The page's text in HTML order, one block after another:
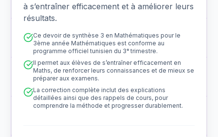
à s’entraîner efficacement et à améliorer leurs
résultats.
Ce devoir de synthèse 3 en Mathématiques pour le
3ème année Mathématiques est conforme au
programme officiel tunisien du 3ᵉ trimestre.
Il permet aux élèves de s’entraîner efficacement en
Maths, de renforcer leurs connaissances et de mieux se
préparer aux examens.
La correction complète inclut des explications
détaillées ainsi que des rappels de cours, pour
comprendre la méthode et progresser durablement.